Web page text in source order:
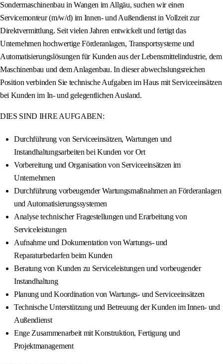
Sondermaschinenbau in Wangen im Allgäu, suchen wir einen
Servicemonteur (m/w/d) im Innen- und Außendienst in Vollzeit zur
Direktvermittlung. Seit vielen Jahren entwickelt und fertigt das
Unternehmen hochwertige Förderanlagen, Transportsysteme und
Automatisierungslösungen für Kunden aus der Lebensmittelindustrie, dem
Maschinenbau und dem Anlagenbau. In dieser abwechslungsreichen
Position verbinden Sie technische Aufgaben im Haus mit Serviceeinsätzen
bei Kunden im In- und gelegentlichen Ausland.
DIES SIND IHRE AUFGABEN:
Durchführung von Serviceeinsätzen, Wartungen und
Instandhaltungsarbeiten bei Kunden vor Ort
Vorbereitung und Organisation von Serviceeinsätzen im
Unternehmen
Durchführung vorbeugender Wartungsmaßnahmen an Förderanlagen
und Automatisierungssystemen
Analyse technischer Fragestellungen und Erarbeitung von
Serviceleistungen
Aufnahme und Dokumentation von Wartungs- und
Reparaturbedarfen beim Kunden
Beratung von Kunden zu Serviceleistungen und vorbeugender
Instandhaltung
Planung und Koordination von Wartungs- und Serviceeinsätzen
Technische Unterstützung und Betreuung der Kunden im Innen- und
Außendienst
Enge Zusammenarbeit mit Konstruktion, Fertigung und
Projektmanagement